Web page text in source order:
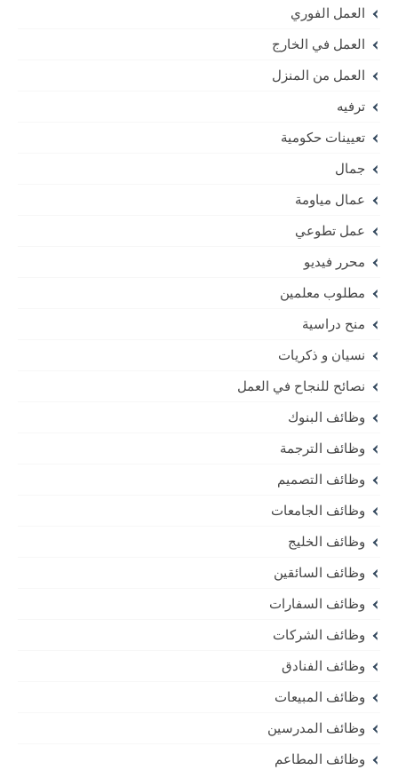
العمل الفوري
العمل في الخارج
العمل من المنزل
ترفيه
تعيينات حكومية
جمال
عمال مياومة
عمل تطوعي
محرر فيديو
مطلوب معلمين
منح دراسية
نسيان و ذكريات
نصائح للنجاح في العمل
وظائف البنوك
وظائف الترجمة
وظائف التصميم
وظائف الجامعات
وظائف الخليج
وظائف السائقين
وظائف السفارات
وظائف الشركات
وظائف الفنادق
وظائف المبيعات
وظائف المدرسين
وظائف المطاعم